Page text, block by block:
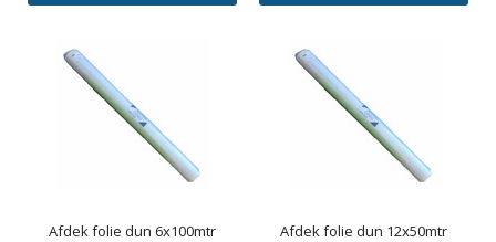
Afdek folie dun 6x100mtr Afdek folie dun 12x50mtr